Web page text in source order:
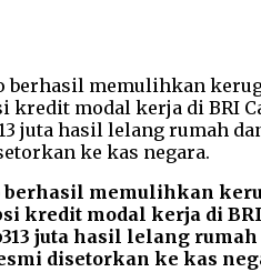
berhasil memulihkan
kredit modal kerja di
juta hasil lelang
disetorkan ke kas